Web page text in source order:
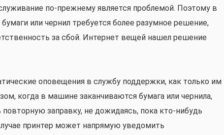
по-прежнему является проблемой. Поэтому в
бумаги или чернил требуется более разумное решение,
за сбой. Интернет вещей нашел решение
оповещения в службу поддержки, как только им
когда в машине заканчиваются бумага или чернила,
заправку, не дожидаясь, пока кто-нибудь
принтер может напрямую уведомить